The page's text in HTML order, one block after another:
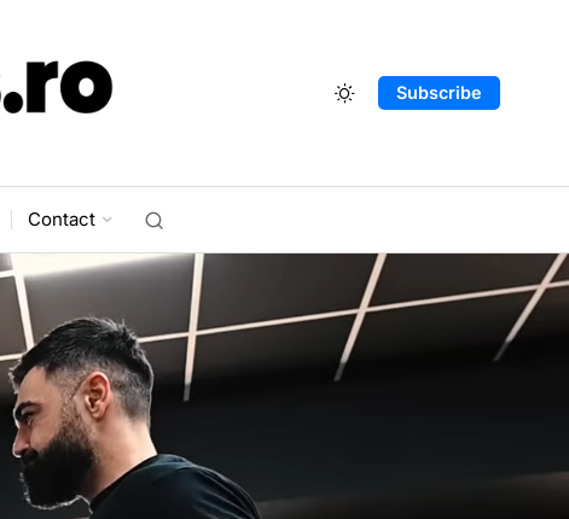
Subscribe
Contact